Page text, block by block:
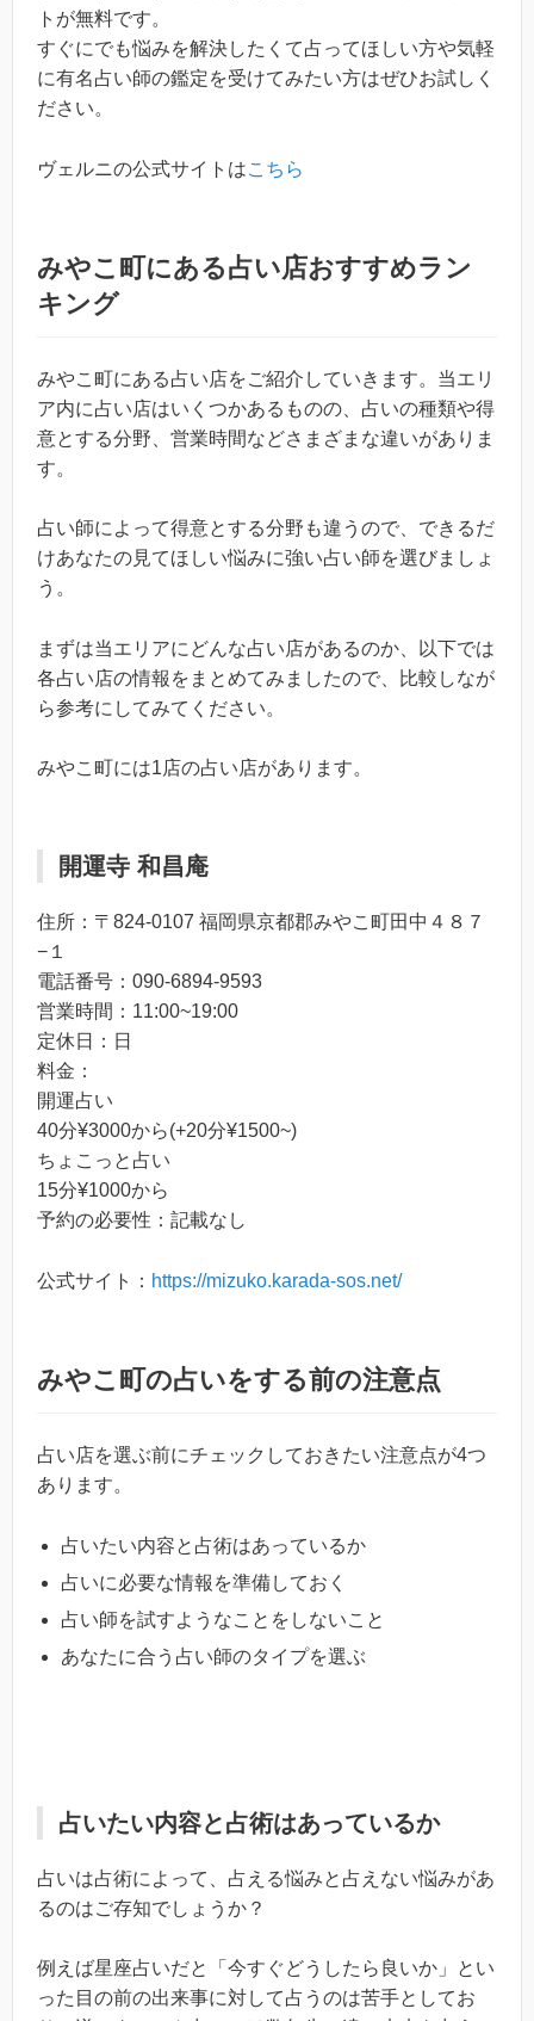
トが無料です。
すぐにでも悩みを解決したくて占ってほしい方や気軽
に有名占い師の鑑定を受けてみたい方はぜひお試しく
ださい。
ヴェルニの公式サイトはこちら
みやこ町にある占い店おすすめラン
キング
みやこ町にある占い店をご紹介していきます。当エリ
ア内に占い店はいくつかあるものの、占いの種類や得
意とする分野、営業時間などさまざまな違いがありま
す。
占い師によって得意とする分野も違うので、できるだ
けあなたの見てほしい悩みに強い占い師を選びましょ
う。
まずは当エリアにどんな占い店があるのか、以下では
各占い店の情報をまとめてみましたので、比較しなが
ら参考にしてみてください。
みやこ町には1店の占い店があります。
開運寺 和昌庵
住所：〒824-0107 福岡県京都郡みやこ町田中４８７
−１
電話番号：090-6894-9593
営業時間：11:00~19:00
定休日：日
料金：
開運占い
40分¥3000から(+20分¥1500~)
ちょこっと占い
15分¥1000から
予約の必要性：記載なし
公式サイト： https://mizuko.karada-sos.net/
みやこ町の占いをする前の注意点
占い店を選ぶ前にチェックしておきたい注意点が4つ
あります。
占いたい内容と占術はあっているか
占いに必要な情報を準備しておく
占い師を試すようなことをしないこと
あなたに合う占い師のタイプを選ぶ
占いたい内容と占術はあっているか
占いは占術によって、占える悩みと占えない悩みがあ
るのはご存知でしょうか？
例えば星座占いだと「今すぐどうしたら良いか」とい
った目の前の出来事に対して占うのは苦手としてお